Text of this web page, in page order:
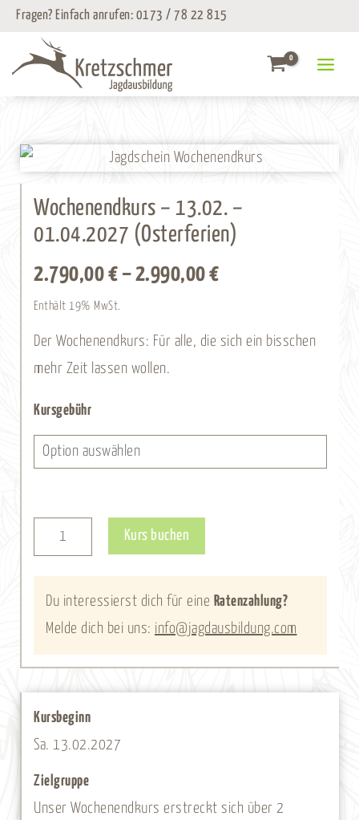
Zum
springen
Fragen? Einfach anrufen: 0173 / 78 22 815
Wochenendkurs – 13.02. –
01.04.2027 (Osterferien)
2.790,00€ –2.990,00€Preisspanne:
bis
Enthält 19% MwSt.
Der Wochenendkurs: Für alle, die sich ein bisschen
mehr Zeit lassen wollen.
Kursgebühr
Wochenendkurs
-
13.02.
01.04.2027
(Osterferien)
Kurs buchen
Du interessierst dich für eine Ratenzahlung?
Melde dich bei uns: info@jagdausbildung.com
Kursbeginn
Sa. 13.02.2027
Zielgruppe
Unser Wochenendkurs erstreckt sich über 2